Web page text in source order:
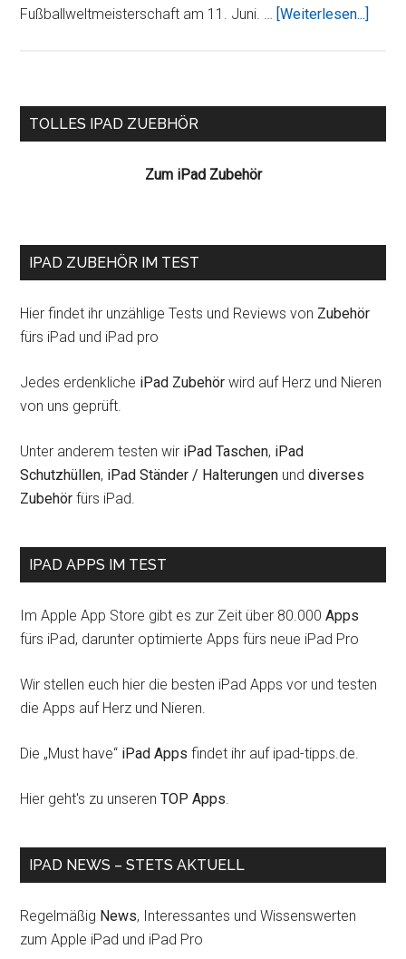
Fußballweltmeisterschaft am 11. Juni. … [Weiterlesen...]
WM
Seitenspalte
TOLLES IPAD ZUEBHÖR
Zum iPad Zubehör
IPAD ZUBEHÖR IM TEST
Hier findet ihr unzählige Tests und Reviews von Zubehör
fürs iPad und iPad pro
Jedes erdenkliche iPad Zubehör wird auf Herz und Nieren
von uns geprüft.
Unter anderem testen wir iPad Taschen, iPad
Schutzhüllen, iPad Ständer / Halterungen unddiverses
Zubehör fürs iPad.
IPAD APPS IM TEST
Im Apple App Store gibt es zur Zeit über 80.000Apps
fürs iPad, darunter optimierte Apps fürs neue iPad Pro
Wir stellen euch hier die besten iPad Apps vor und testen
die Apps auf Herz und Nieren.
Die „Must have“ iPad Apps findet ihr auf ipad-tipps.de.
Hier geht's zu unserenTOP Apps.
IPAD NEWS – STETS AKTUELL
Regelmäßig News, Interessantes und Wissenswerten
zum Apple iPad und iPad Pro